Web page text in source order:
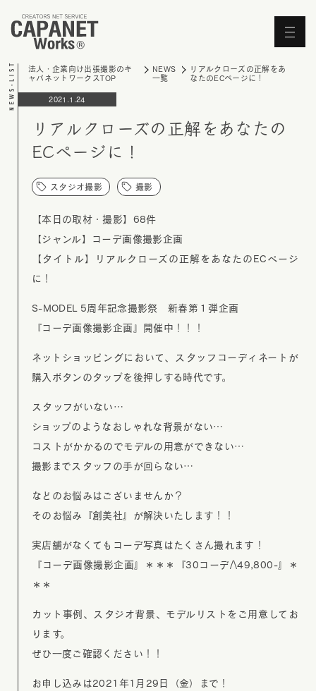
法人・企業向け出張撮影のキ
ャパネットワークスTOP
NEWS
一覧
リアルクローズの正解をあ
なたのECページに！
2021.1.24
リアルクローズの正解をあなたの
ECページに！
スタジオ撮影 撮影
【本日の取材・撮影】68件
【ジャンル】コーデ画像撮影企画
【タイトル】リアルクローズの正解をあなたのECページ
に！
S-MODEL 5周年記念撮影祭 新春第１弾企画
『コーデ画像撮影企画』開催中！！！
ネットショッピングにおいて、スタッフコーディネートが
購入ボタンのタップを後押しする時代です。
スタッフがいない…
ショップのようなおしゃれな背景がない…
コストがかかるのでモデルの用意ができない…
撮影までスタッフの手が回らない…
などのお悩みはございませんか？
そのお悩み『創美社』が解決いたします！！
実店舗がなくてもコーデ写真はたくさん撮れます！
『コーデ画像撮影企画』＊＊＊『30コーデ/\49,800-』＊
＊＊
カット事例、スタジオ背景、モデルリストをご用意してお
ります。
ぜひ一度ご確認ください！！
お申し込みは2021年1月29日（金）まで！